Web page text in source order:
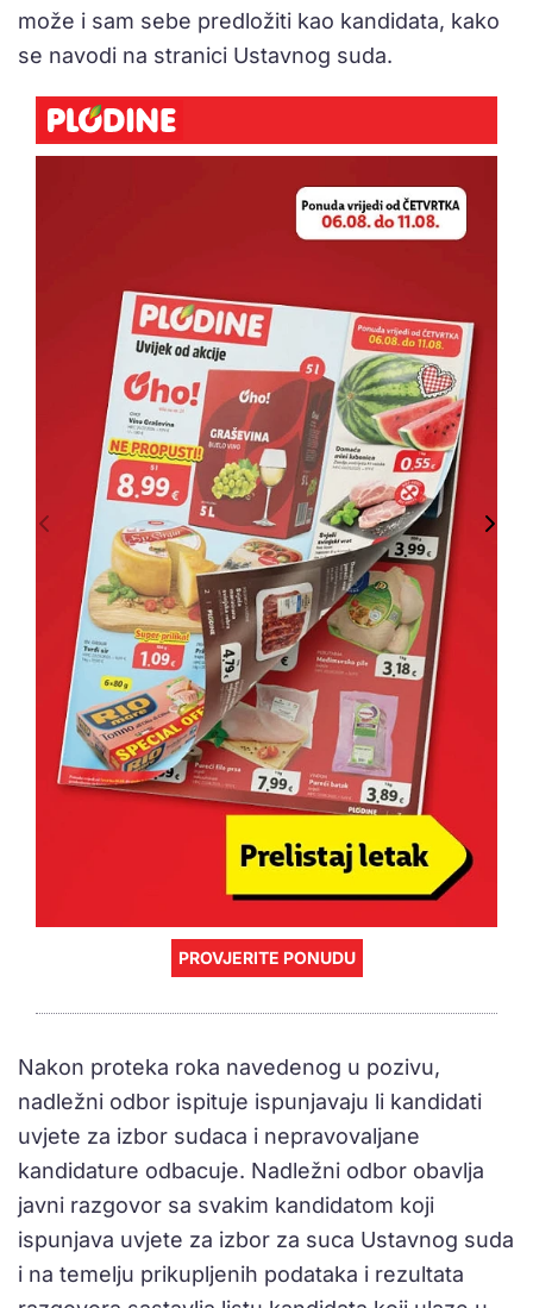
može i sam sebe predložiti kao kandidata, kako
se navodi na stranici Ustavnog suda.
PROVJERITE PONUDU
Nakon proteka roka navedenog u pozivu,
nadležni odbor ispituje ispunjavaju li kandidati
uvjete za izbor sudaca i nepravovaljane
kandidature odbacuje. Nadležni odbor obavlja
javni razgovor sa svakim kandidatom koji
ispunjava uvjete za izbor za suca Ustavnog suda
i na temelju prikupljenih podataka i rezultata